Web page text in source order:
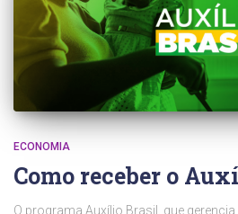
ECONOMIA
Como receber o
O programa Auxílio Brasil, que